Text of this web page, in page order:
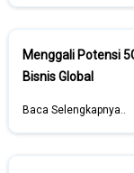
Menggali Potensi
Bisnis Global
Baca Selengkapnya..